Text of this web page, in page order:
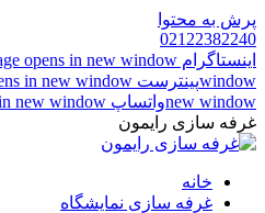
پرش به محتوا
02122382240
اینستاگرام page opens in new window
windowپینترست page opens in new window
new windowواتساپ page opens in new window
غرفه سازی رایمون
خانه
غرفه سازی نمایشگاه